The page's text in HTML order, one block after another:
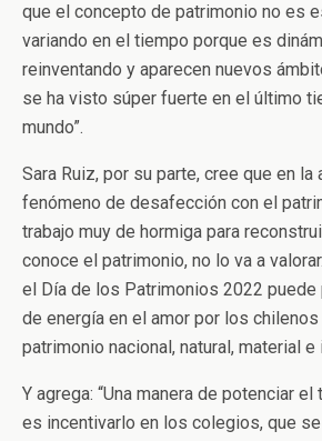
que el concepto de patrimonio no es
variando en el tiempo porque es
reinventando y aparecen nuevos
se ha visto súper fuerte en el último
mundo”.
Sara Ruiz, por su parte, cree que en
fenómeno de desafección con el
trabajo muy de hormiga para
conoce el patrimonio, no lo va a
el Día de los Patrimonios 2022 puede
de energía en el amor por los
patrimonio nacional, natural, material e
Y agrega: “Una manera de potenciar
es incentivarlo en los colegios, que